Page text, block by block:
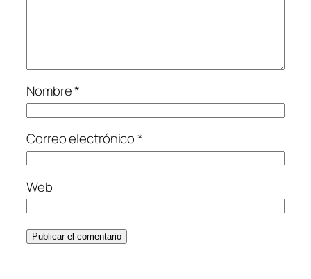
Nombre*
Correo electrónico*
Web